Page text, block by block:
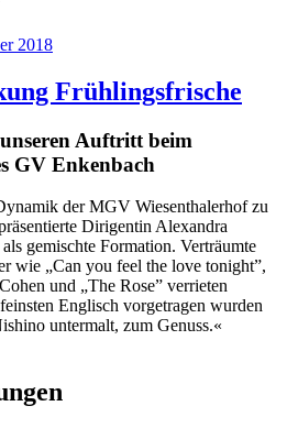
2018
Frühlingsfrische
Auftritt beim
GV Enkenbach
der MGV Wiesenthalerhof zu
Dirigentin Alexandra
gemischte Formation. Verträumte
wie „Can you feel the love tonight”,
und „The Rose” verrieten
Englisch vorgetragen wurden
untermalt, zum Genuss.«